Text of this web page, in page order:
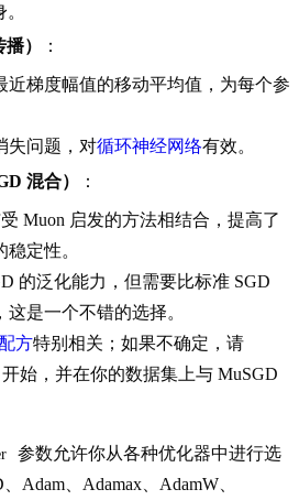
）
：
近梯度幅值的移动平均值，为每个参
失问题，对循环神经网络有效。
混合）
：
Muon 启发的方法相结合，提高了
定性。
的泛化能力，但需要比标准 SGD
是一个不错的选择。
方特别相关；如果不确定，请
开始，并在你的数据集上与 MuSGD
参数允许你从各种优化器中进行选
Adam、Adamax、AdamW、